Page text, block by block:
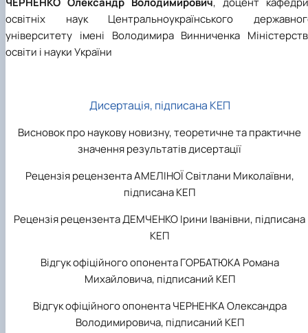
освітніх наук Центральноукраїнського
університету імені Володимира Винниченка
освіти і науки України
Дисертація, підписана КЕП
Висновок про наукову новизну, теоретичне та практичне
значення результатів дисертації
Рецензія рецензента АМЕЛІНОЇ Світлани Миколаївни,
підписана КЕП
Рецензія рецензента ДЕМЧЕНКО Ірини Іванівни, підписана
КЕП
Відгук офіційного опонента ГОРБАТЮКА Романа
Михайловича, підписаний КЕП
Відгук офіційного опонента ЧЕРНЕНКА Олександра
Володимировича, підписаний КЕП